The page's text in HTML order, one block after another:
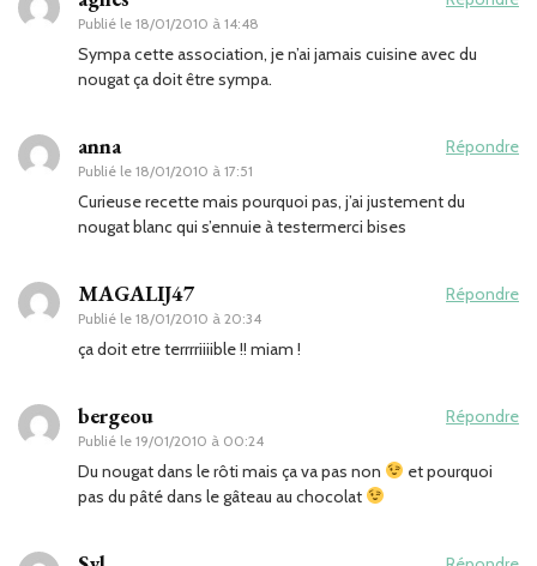
Publié le 18/01/2010 à 14:48
Sympa cette association, je n’ai jamais cuisine avec du
nougat ça doit être sympa.
anna
Publié le 18/01/2010 à 17:51
Répondre
Curieuse recette mais pourquoi pas, j’ai justement du
nougat blanc qui s’ennuie à testermerci bises
MAGALIJ47
Publié le 18/01/2010 à 20:34
Répondre
ça doit etre terrrriiiible !! miam !
bergeou
Publié le 19/01/2010 à 00:24
Répondre
Du nougat dans le rôti mais ça va pas non
et pourquoi
pas du pâté dans le gâteau au chocolat